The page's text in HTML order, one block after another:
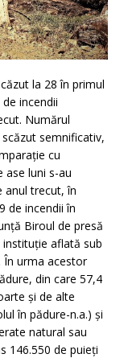
la 28 în primul
incendii
Numărul
semnificativ,
cu
ase luni s-au
anul trecut, în
de incendii în
Biroul de presă
instituție aflată sub
În urma acestor
din care 57,4
și de alte
în pădure-n.a.) și
natural sau
146.550 de puieți